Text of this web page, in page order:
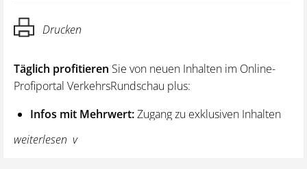
Drucken
Täglich profitieren Sie von neuen Inhalten im Online-
Profiportal VerkehrsRundschau plus:
Infos mit Mehrwert:Zugang zu exklusiven Inhalten
und Hintergrundwissen – von aktuellen Regelungen
wie z. B. bei den Lenk- und Ruhezeiten,
weiterlesen